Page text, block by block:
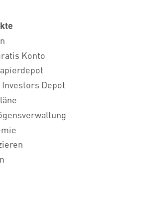
Konto
Investors Depot